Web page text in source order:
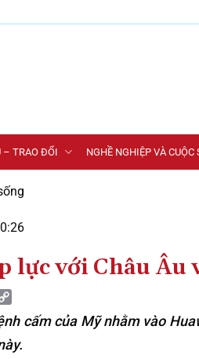
– TRAO ĐỔI NGHỀ NGHIỆP VÀ CUỘC
lực với Châu Âu
Link
cấm của Mỹ nhằm vào